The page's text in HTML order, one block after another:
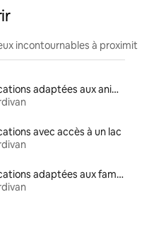
incontournables à
Locations adaptées aux animaux
avec accès à un lac
Locations adaptées aux familles